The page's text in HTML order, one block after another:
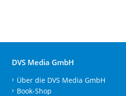
DVS Media GmbH
Über die DVS Media GmbH
Book-Shop